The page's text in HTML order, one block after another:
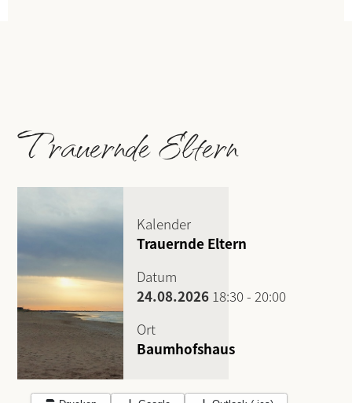
Trauernde Eltern
Kalender
Trauernde Eltern
Datum
24.08.2026 18:30- 20:00
Ort
Baumhofshaus